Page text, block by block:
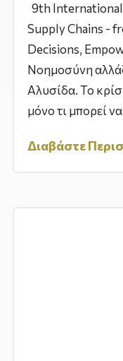
9th
Supply Chains -
Decisions,
Νοημοσύνη
Αλυσίδα. Το
μόνο τι μπορεί
Διαβάστε